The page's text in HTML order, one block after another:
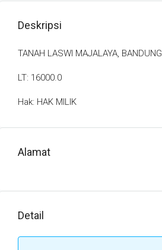
Deskripsi
TANAH LASWI MAJALAYA, BANDUNG
LT: 16000.0
Hak: HAK MILIK
Alamat
Detail